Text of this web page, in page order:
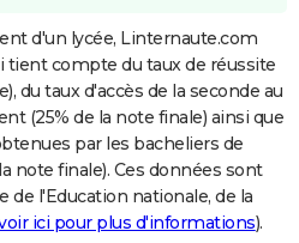
d'un lycée, Linternaute.com
tient compte du taux de réussite
du taux d'accès de la seconde au
(25% de la note finale) ainsi que
par les bacheliers de
note finale). Ces données sont
l'Education nationale, de la
ici pour plus d'informations).